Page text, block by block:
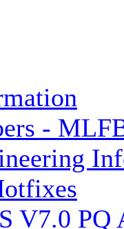
-
V7.0 PQ